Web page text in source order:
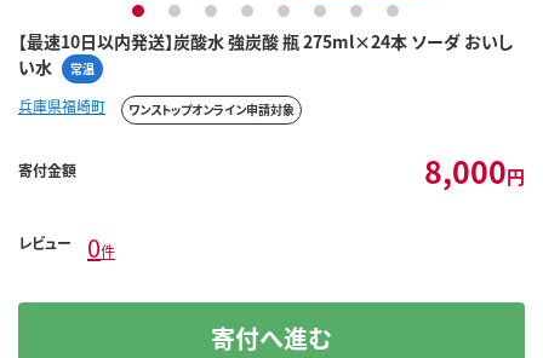
【最速10日以内発送】炭酸水 強炭酸 瓶 275ml×24本 ソーダ おいし
い水
常温
1 2 3 4 5 6 7 8
兵庫県福崎町 ワンストップオンライン申請対象
寄付金額 8,000円
レビュー 0件
寄付へ進む